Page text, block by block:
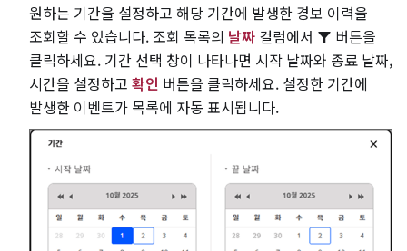
원하는 기간을 설정하고 해당 기간에 발생한 경보 이력을
조회할 수 있습니다. 조회 목록의 날짜 컬럼에서
버튼을
클릭하세요. 기간 선택 창이 나타나면 시작 날짜와 종료 날짜,
시간을 설정하고 확인 버튼을 클릭하세요. 설정한 기간에
발생한 이벤트가 목록에 자동 표시됩니다.